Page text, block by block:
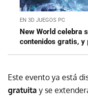
EN 3D JUEGOS PC
New World celebra
contenidos gratis, y
Este evento ya está
gratuita y se